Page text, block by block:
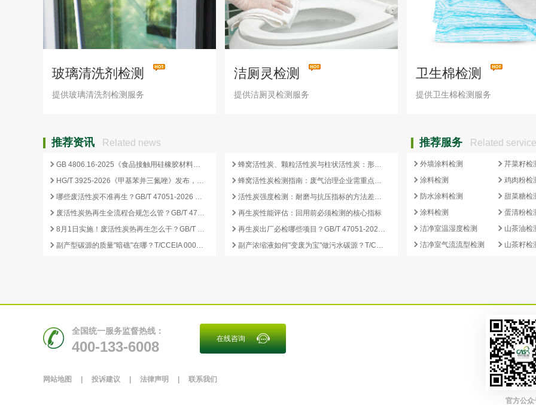
玻璃清洗剂检测
提供玻璃清洗剂检测服务
洁厕灵检测
提供洁厕灵检测服务
卫生棉检测
提供卫生棉检测服务
推荐资讯 Related news 推荐服务 Related service
GB 4806.16-2025《食品接触用硅橡胶材料及制品》标准解析
HG/T 3925-2026《甲基苯并三氮唑》发布，2026 年 12 月 1 日起实施
哪些废活性炭不准再生？GB/T 47051-2026 划定的禁止再生红线
废活性炭热再生全流程合规怎么管？GB/T 47051-2026 从分类到出厂检测
8月1日实施！废活性炭热再生怎么干？GB/T 47051-2026 八步程序这样落地
副产型碳源的质量"暗礁"在哪？T/CCEIA 0006-2026 重金属与 COD 合规红线
蜂窝活性炭、颗粒活性炭与柱状活性炭：形态差异与检测重点对照
蜂窝活性炭检测指南：废气治理企业需重点关注的5项核心指标
活性炭强度检测：耐磨与抗压指标的方法差异及验收意义
再生炭性能评估：回用前必须检测的核心指标
再生炭出厂必检哪些项目？GB/T 47051-2026 再生活性炭检测清单这样列
副产浓缩液如何"变废为宝"做污水碳源？T/CCEIA 0006-2026 核心解读
外墙涂料检测
涂料检测
防水涂料检测
涂料检测
洁净室温湿度检测
洁净室气流流型检测
芹菜籽检
鸡肉粉检
甜菜糖检
蛋清粉检
山茶油检
山茶籽检
全国统一服务监督热线：
400-133-6008 在线咨询
网站地图 投诉建议 法律声明 联系我们
官方公众